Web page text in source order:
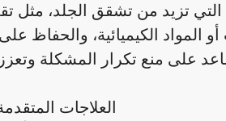
تزيد من تشقق الجلد، مثل
المواد الكيميائية، والحفاظ
العلاجات